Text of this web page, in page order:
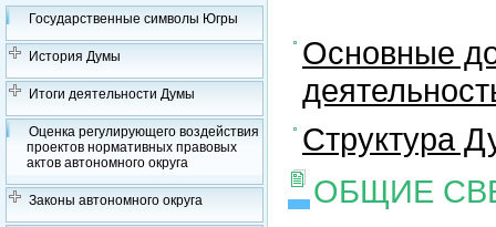
Государственные символы Югры
История Думы
Итоги деятельности Думы
Оценка регулирующего воздействия
проектов нормативных правовых
актов автономного округа
Законы автономного округа
Основные
Структура
ОБЩИЕ